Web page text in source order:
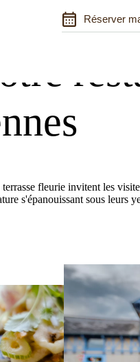
Réserver
Nos valeurs
fleurie invitent les
s'épanouissant sous leurs